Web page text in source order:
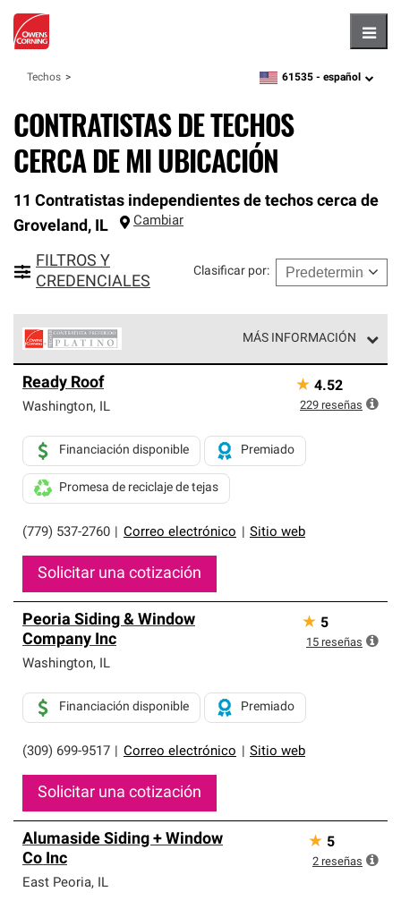
Techos zipcode,language
61535 - español
CONTRATISTAS DE TECHOS
CERCA DE MI UBICACIÓN
11 Contratistas independientes de techos cerca de
Groveland, IL Cambiar
FILTROS Y
CREDENCIALES
Clasificar por:
MÁS INFORMACIÓN
Corning constituyen el nivel superior de nuestra red
exclusiva y cumplen con estándares estrictos de
Solo ellos pueden ofrecer nuestra mejor garantía de
sistemas de techos.
Ready Roof
Washington, IL
(779) 537-2760 Correo electrónico Sitio web
Financiación disponible Premiado
Promesa de reciclaje de tejas
Solicitar una cotización
★ 4.52
229 reseñas
Peoria Siding & Window
Company Inc
Washington, IL
(309) 699-9517 Correo electrónico Sitio web
Financiación disponible Premiado
Solicitar una cotización
★ 5
15 reseñas
Alumaside Siding + Window
Co Inc
East Peoria, IL
★ 5
2 reseñas